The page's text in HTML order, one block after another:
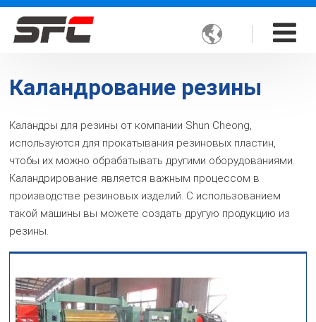

Каландрование резины
Каландры для резины от компании Shun Cheong,
используются для прокатывания резиновых пластин,
чтобы их можно обрабатывать другими оборудованиями.
Каландрирование является важным процессом в
производстве резиновых изделий. С использованием
такой машины вы можете создать другую продукцию из
резины.